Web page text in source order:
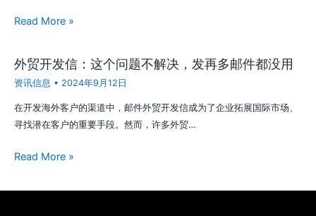
Read More »
外贸开发信：这个问题不解决，发再多邮件都没用
资讯信息 • 2024年9月12日
在开发海外客户的渠道中，邮件外贸开发信成为了企业拓展国际市场、
寻找潜在客户的重要手段。然而，许多外贸…
Read More »